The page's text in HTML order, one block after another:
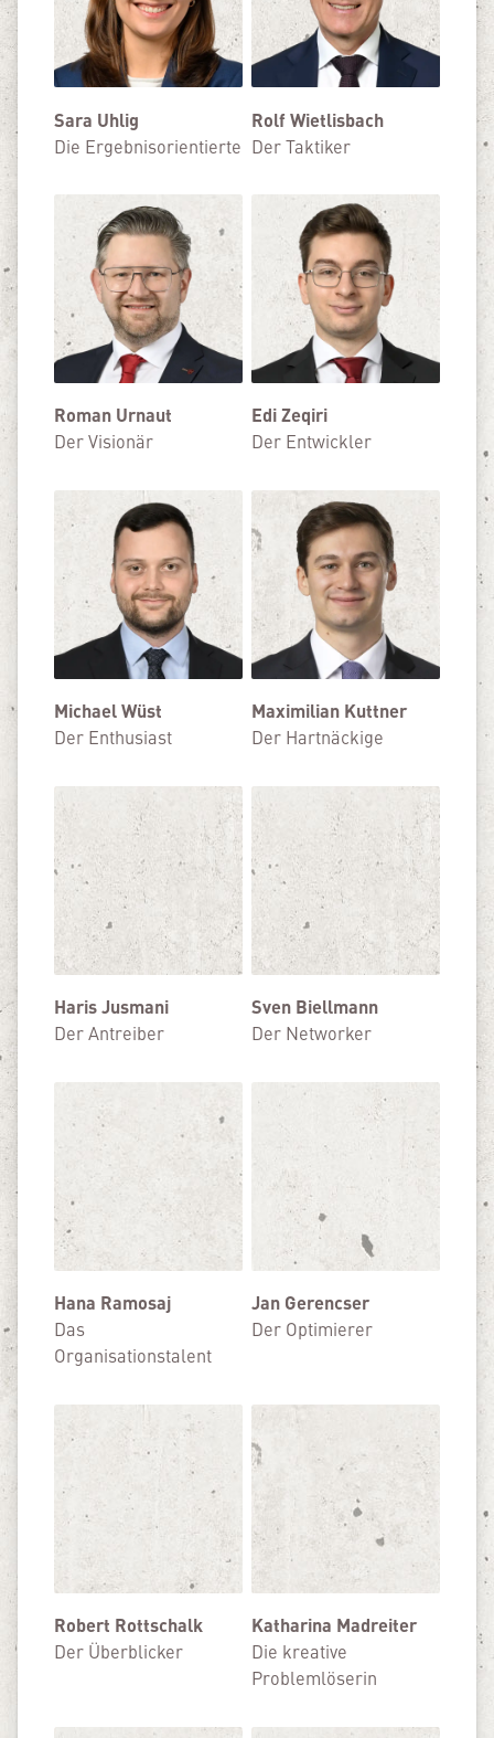
Sara Uhlig
Die Ergebnisorientierte
Rolf Wietlisbach
Der Taktiker
Roman Urnaut
Der Visionär
Edi Zeqiri
Der Entwickler
Michael Wüst
Der Enthusiast
Maximilian Kuttner
Der Hartnäckige
Haris Jusmani
Der Antreiber
Sven Biellmann
Der Networker
Hana Ramosaj
Das
Organisationstalent
Jan Gerencser
Der Optimierer
Robert Rottschalk
Der Überblicker
Katharina Madreiter
Die kreative
Problemlöserin